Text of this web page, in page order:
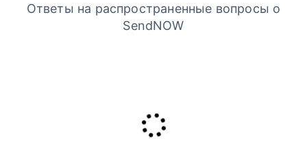
Ответы на распространенные вопросы о
SendNOW